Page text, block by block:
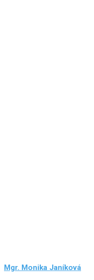
Mgr. Monika Janíková